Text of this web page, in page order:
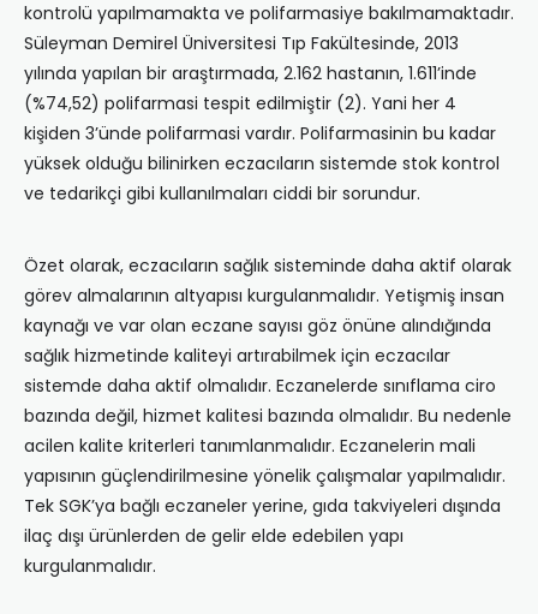
kontrolü yapılmamakta ve polifarmasiye bakılmamaktadır.
Süleyman Demirel Üniversitesi Tıp Fakültesinde, 2013
yılında yapılan bir araştırmada, 2.162 hastanın, 1.611’inde
(%74,52) polifarmasi tespit edilmiştir (2). Yani her 4
kişiden 3’ünde polifarmasi vardır. Polifarmasinin bu kadar
yüksek olduğu bilinirken eczacıların sistemde stok kontrol
ve tedarikçi gibi kullanılmaları ciddi bir sorundur.
Özet olarak, eczacıların sağlık sisteminde daha aktif olarak
görev almalarının altyapısı kurgulanmalıdır. Yetişmiş insan
kaynağı ve var olan eczane sayısı göz önüne alındığında
sağlık hizmetinde kaliteyi artırabilmek için eczacılar
sistemde daha aktif olmalıdır. Eczanelerde sınıflama ciro
bazında değil, hizmet kalitesi bazında olmalıdır. Bu nedenle
acilen kalite kriterleri tanımlanmalıdır. Eczanelerin mali
yapısının güçlendirilmesine yönelik çalışmalar yapılmalıdır.
Tek SGK’ya bağlı eczaneler yerine, gıda takviyeleri dışında
ilaç dışı ürünlerden de gelir elde edebilen yapı
kurgulanmalıdır.